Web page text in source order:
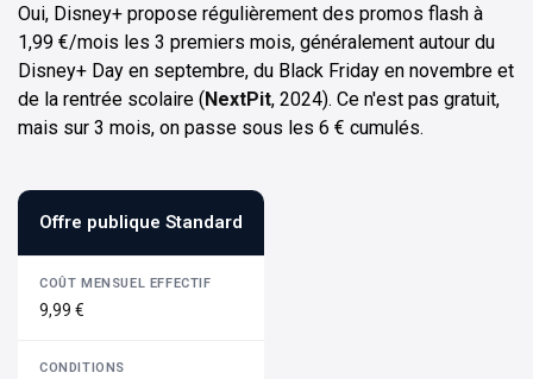
Oui, Disney+ propose régulièrement des promos flash à
1,99 €/mois les 3 premiers mois, généralement autour du
Disney+ Day en septembre, du Black Friday en novembre et
de la rentrée scolaire (NextPit, 2024). Ce n'est pas gratuit,
mais sur 3 mois, on passe sous les 6 € cumulés.
Offre publique Standard
9,99 €